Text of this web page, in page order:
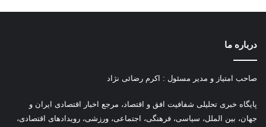
درباره ما
صاحب امتیاز و مدیر مسئول : اکرم رضائی نژاد
پایگاه خبری تحلیلی شفافیت افق و اقتصاد، مرجع اخبار اقتصادی ایران و
جهان، بین الملل، سیاسی، فرهنگی، اجتماعی، ورزشی، رویدادهای اقتصادی،